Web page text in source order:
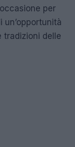
per
tradizioni delle